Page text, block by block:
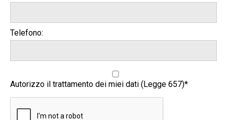
Telefono:
Autorizzo il trattamento dei miei dati (Legge 657)*